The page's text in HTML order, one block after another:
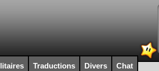
Traductions Divers Chat